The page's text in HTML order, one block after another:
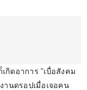
กิดอาการ "เบื่อสังคม
านดรอปเมื่อเจอคน